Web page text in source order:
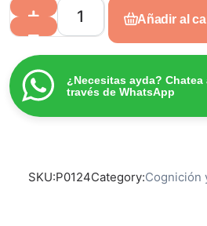
Añadir al
¿Necesitas ayda? Chatea
través de WhatsApp
SKU:P0124Category:Cognición